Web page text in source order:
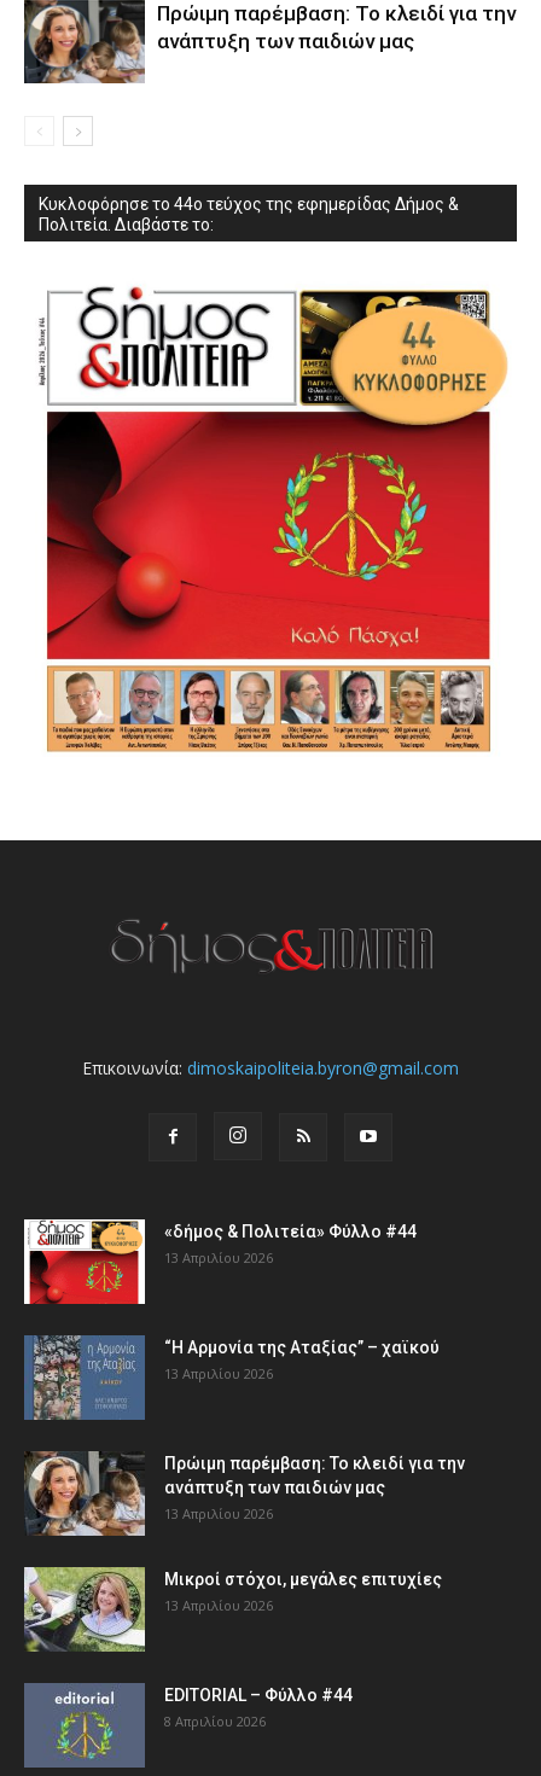
Πρώιμη παρέμβαση: Το κλειδί για την
ανάπτυξη των παιδιών µας
Κυκλοφόρησε το 44ο τεύχος της εφημερίδας Δήμος &
Πολιτεία. Διαβάστε το:
Επικοινωνία: dimoskaipoliteia.byron@gmail.com
«δήμος & Πολιτεία» Φύλλο #44
13 Απριλίου 2026
“Η Αρμονία της Αταξίας” – χαϊκού
13 Απριλίου 2026
Πρώιμη παρέμβαση: Το κλειδί για την
ανάπτυξη των παιδιών µας
13 Απριλίου 2026
Μικροί στόχοι, μεγάλες επιτυχίες
13 Απριλίου 2026
EDITORIAL – Φύλλο #44
8 Απριλίου 2026